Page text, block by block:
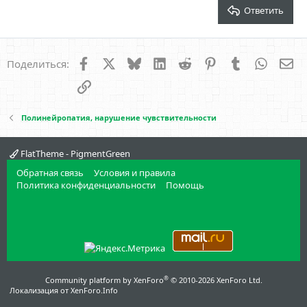
Ответить
Поделиться: Facebook BlueskyLinkedIn
Reddit PinterestTumblr
Ссылка
Полинейропатия, нарушение чувствительности
FlatTheme - PigmentGreen
Обратная связь
Условия и правила
Политика конфиденциальности
Помощь
Community platform by XenForo® © 2010-2026 XenForo Ltd.
Локализация от XenForo.Info